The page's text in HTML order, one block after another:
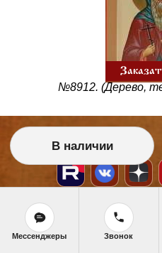
№8912. (Дерево,
В наличии
Мессенджеры Звонок